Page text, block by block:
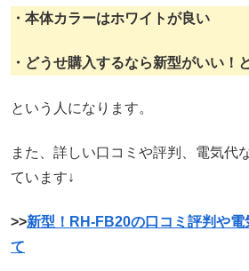
・本体カラーはホワイトが良い
・どうせ購入するなら新型がいい！
という人になります。
また、詳しい口コミや評判、電気代
ています↓
>>新型！RH-FB20の口コミ評判や
て